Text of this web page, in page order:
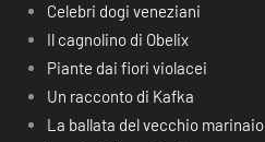
Celebri dogi veneziani
Il cagnolino di Obelix
Piante dai fiori violacei
Un racconto di Kafka
La ballata del vecchio marinaio